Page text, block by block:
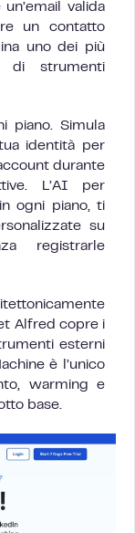
valida
un contatto
uno dei più
di strumenti
piano. Simula
identità per
durante
L’AI per
ogni piano, ti
su
registrarle
Alfred copre i
esterni
è l’unico
warming e
base.